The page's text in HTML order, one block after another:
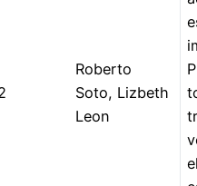
Roberto
Soto, Lizbeth
Leon